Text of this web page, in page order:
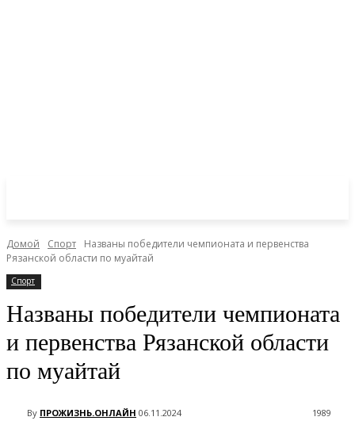
Домой Спорт
Названы победители чемпионата и первенства
Рязанской области по муайтай
Спорт
Названы победители чемпионата
и первенства Рязанской области
по муайтай
By ПРОЖИЗНЬ.ОНЛАЙН 06.11.2024 1989